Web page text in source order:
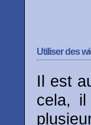
Utiliser des
Il est
cela,